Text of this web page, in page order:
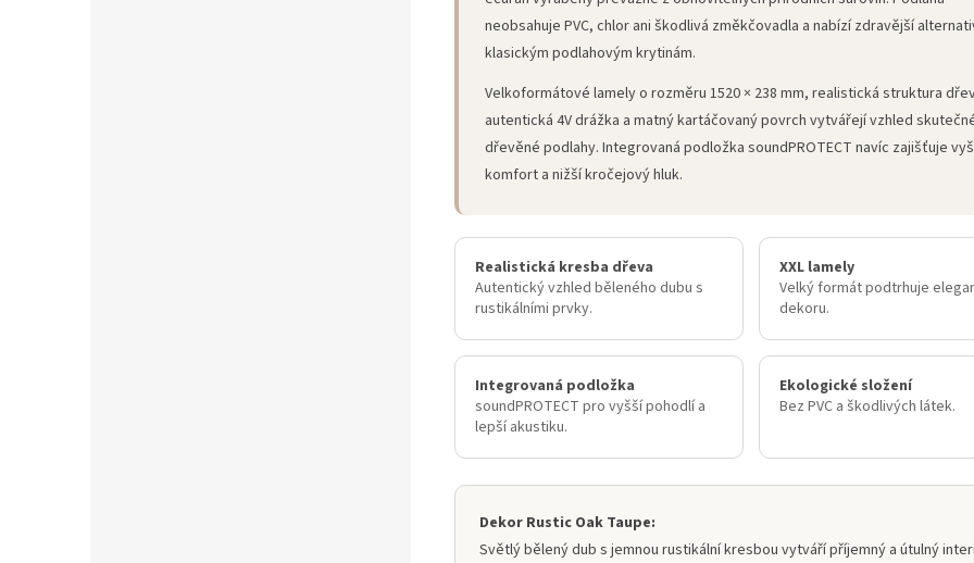
neobsahuje PVC, chlor ani škodlivá změkčovadla a nabízí zdravější
klasickým podlahovým krytinám.
Velkoformátové lamely o rozměru 1520 × 238 mm, realistická struktura
autentická 4V drážka a matný kartáčovaný povrch vytvářejí vzhled
dřevěné podlahy. Integrovaná podložka soundPROTECT navíc zajišťuje
komfort a nižší kročejový hluk.
Realistická kresba dřeva
Autentický vzhled běleného dubu s
rustikálními prvky.
XXL lamely
Velký formát podtrhuje
dekoru.
Integrovaná podložka
soundPROTECT pro vyšší pohodlí a
lepší akustiku.
Ekologické složení
Bez PVC a škodlivých látek.
Dekor Rustic Oak Taupe:
Světlý bělený dub s jemnou rustikální kresbou vytváří příjemný a útulný